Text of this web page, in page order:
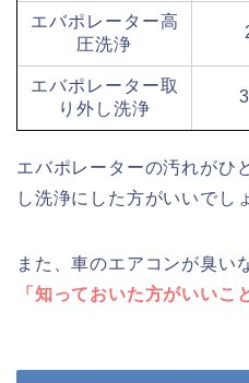
エバポレーター高
圧洗浄
エバポレーター取
り外し洗浄
エバポレーターの汚れがひ
し洗浄にした方がいいでし
また、車のエアコンが臭い
「知っておいた方がいいこ